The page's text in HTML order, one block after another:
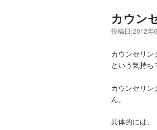
カウン
投稿日:2012年
カウンセリン
という気持ち
カウンセリン
ん。
具体的には、